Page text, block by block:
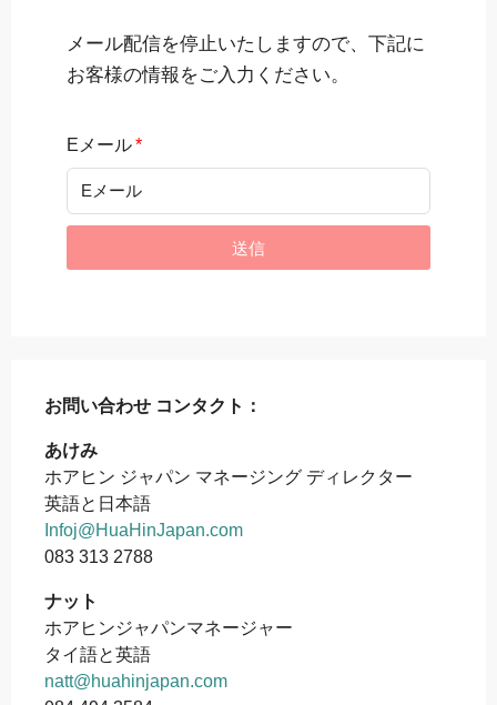
メール配信を停止いたしますので、下記に
お客様の情報をご入力ください。
Eメール
送信
お問い合わせ コンタクト：
あけみ
ホアヒン ジャパン マネージング ディレクター
英語と日本語
Infoj@HuaHinJapan.com
083 313 2788
ナット
ホアヒンジャパンマネージャー
タイ語と英語
natt@huahinjapan.com